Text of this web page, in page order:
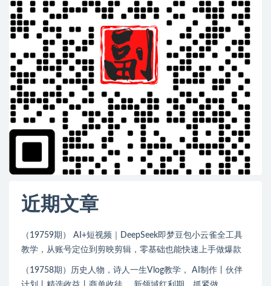
近期文章
（19759期） AI+短视频｜DeepSeek即梦豆包小云雀全工具
教学，从账号定位到剪映剪辑，零基础也能快速上手做爆款
（19758期）历史人物，诗人一生Vlog教学， AI制作丨伙伴